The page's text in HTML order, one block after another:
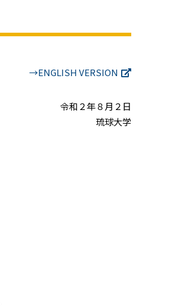
→ENGLISH VERSION
令和２年８月２日
琉球大学